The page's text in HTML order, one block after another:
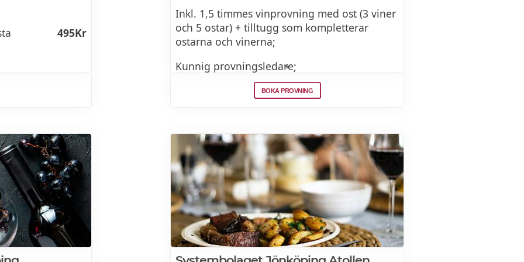
på 1695Kr
549Kr
495Kr
545Kr
Inkl. 1,5 timmes vinprovning med ost (3 viner
och 5 ostar) + tilltugg som kompletterar
ostarna och vinerna;
Kunnig provningsledare;
Lär dig mer om både vin och ost samt hur de
BOKA PROVNING